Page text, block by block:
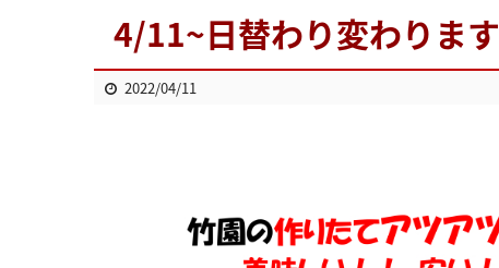
4/11~日替わり変わります
2022/04/11